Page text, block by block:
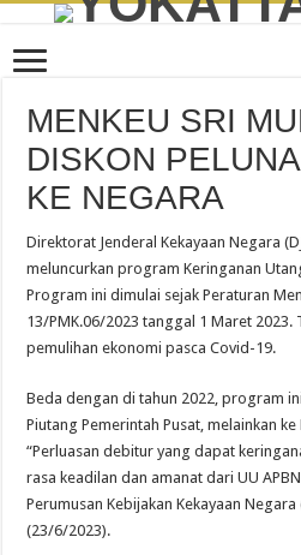
MENKEU SRI
DISKON
KE NEGARA
Direktorat Jenderal Kekayaan Negara
meluncurkan program Keringanan
Program ini dimulai sejak Peraturan
13/PMK.06/2023 tanggal 1 Maret 2023.
pemulihan ekonomi pasca Covid-19.
Beda dengan di tahun 2022, program
Piutang Pemerintah Pusat, melainkan
“Perluasan debitur yang dapat
rasa keadilan dan amanat dari UU
Perumusan Kebijakan Kekayaan Negara
(23/6/2023).